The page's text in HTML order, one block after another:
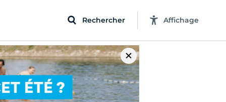
Rechercher Affichage